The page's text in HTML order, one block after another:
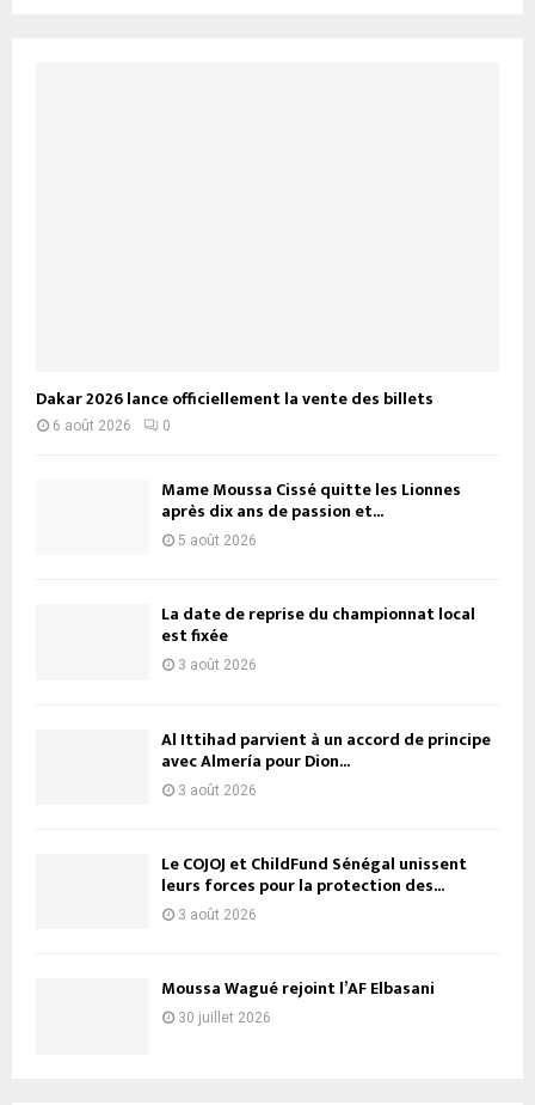
Dakar 2026 lance officiellement la vente des billets
6 août 2026 0
Mame Moussa Cissé quitte les Lionnes
après dix ans de passion et...
5 août 2026
La date de reprise du championnat local
est fixée
3 août 2026
Al Ittihad parvient à un accord de principe
avec Almería pour Dion...
3 août 2026
Le COJOJ et ChildFund Sénégal unissent
leurs forces pour la protection des...
3 août 2026
Moussa Wagué rejoint l’AF Elbasani
30 juillet 2026